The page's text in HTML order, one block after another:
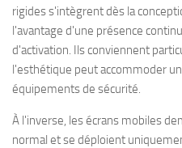
rigides s'intègrent dès la
l'avantage d'une présence
d'activation. Ils conviennent
l'esthétique peut accommoder
équipements de sécurité.
À l'inverse, les écrans mobiles
normal et se déploient